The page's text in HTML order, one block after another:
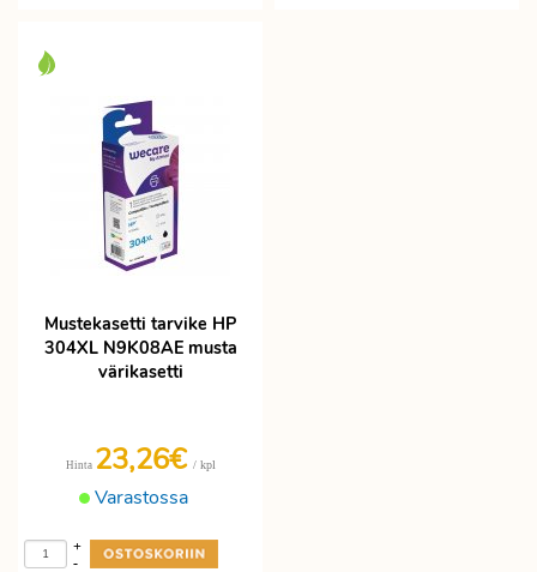
Mustekasetti tarvike HP
304XL N9K08AE musta
värikasetti
Varastossa
Hinta 23,26€ / kpl
-
+